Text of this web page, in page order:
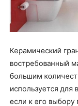
Керамический
востребованный
большим
используется для
если к его выбору